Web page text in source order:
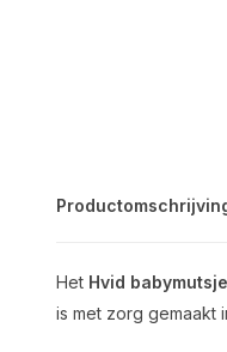
Het Hvid
is met zorg gemaakt